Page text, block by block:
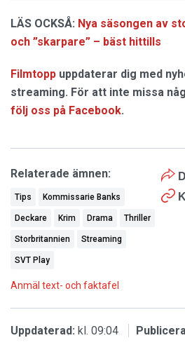
LÄS OCKSÅ: Nya säsongen av
och ”skarpare” – bäst hittills
Filmtopp uppdaterar dig med
streaming. För att inte missa
följ oss på Facebook.
Relaterade ämnen:
Tips Kommissarie Banks
Deckare Krim Drama Thriller
Storbritannien Streaming
SVT Play
Anmäl text- och faktafel
Uppdaterad: kl. 09:04